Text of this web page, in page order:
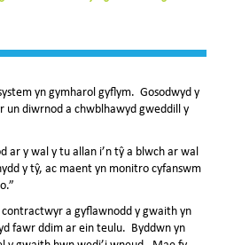
yn gymharol gyflym. Gosodwyd y
un diwrnod a chwblhawyd gweddill y
ar y wal y tu allan i’n tŷ a blwch ar wal
y tŷ, ac maent yn monitro cyfanswm
contractwyr a gyflawnodd y gwaith yn
fawr ddim ar ein teulu. Byddwn yn